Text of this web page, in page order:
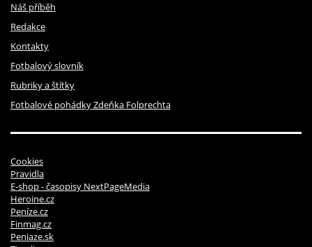
Náš příběh
Redakce
Kontakty
Fotbalový slovník
Rubriky a štítky
Fotbalové pohádky Zdeňka Folprechta
Cookies
Pravidla
E-shop - časopisy NextPageMedia
Heroine.cz
Peníze.cz
Finmag.cz
Peniaze.sk